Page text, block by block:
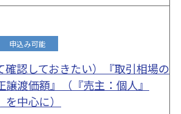
申込み可能
確認しておきたい）『取引相場の
渡価額』（『売主：個人』
を中心に）